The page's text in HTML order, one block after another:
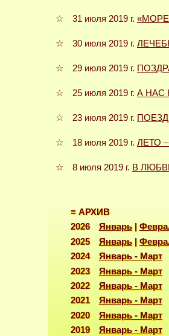
☆ 31 июля 2019 г.
☆ 30 июля 2019 г.
☆ 29 июля 2019 г.
☆ 25 июля 2019 г. А НАС
☆ 23 июля 2019 г.
☆ 18 июля 2019 г. ЛЕТО
☆ 8 июля 2019 г. В
≡ АРХИВ
2026 Январь|
2025 Январь|
2024 Январь - Март
2023 Январь - Март
2022 Январь - Март
2021 Январь - Март
2020 Январь - Март
2019 Январь - Март